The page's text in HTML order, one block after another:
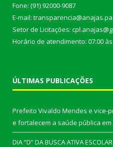
Fone: (91) 92000-9087
E-mail:
Setor de Licitações:
Horário de atendimento: 07:00 às
ÚLTIMAS PUBLICAÇÕES
Prefeito Vivaldo Mendes e vice-
e fortalecem a saúde pública em
DIA “D” DA BUSCA ATIVA